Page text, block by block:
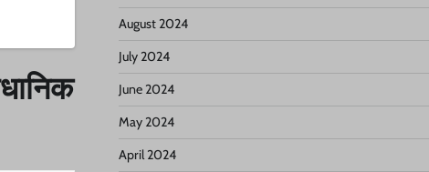
August 2024
July 2024
June 2024
May 2024
April 2024